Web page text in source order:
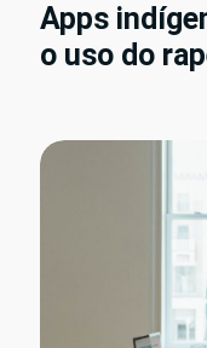
Apps
o uso do